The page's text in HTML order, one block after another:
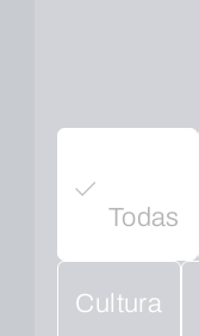
Todas
Cultura